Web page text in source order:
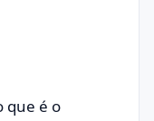
que é o